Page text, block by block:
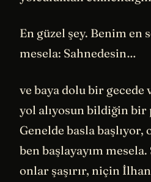
En güzel şey. Benim en
mesela: Sahnedesin…
ve baya dolu bir gecede
yol alıyosun bildiğin bir
Genelde basla başlıyor,
ben başlayayım
onlar şaşırır, niçin İlhan